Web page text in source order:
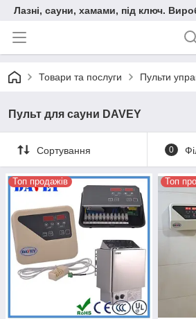
Лазні, сауни, хамами, під ключ.
Товари та послуги Пульти
Пульт для сауни DAVEY
Сортування 0
Топ продажів Топ